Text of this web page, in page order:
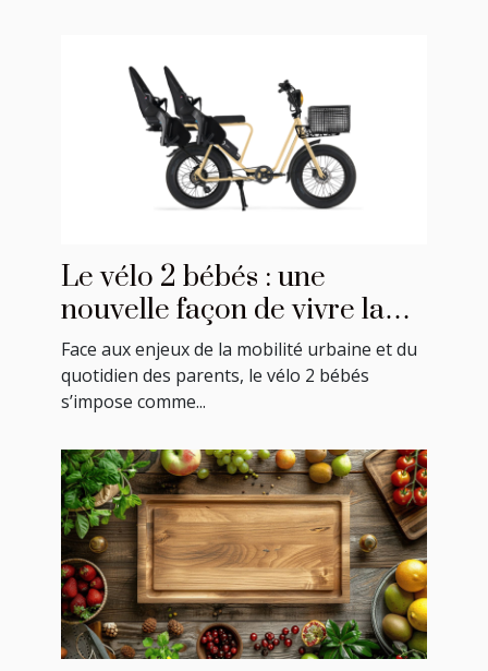
Le vélo 2 bébés : une
nouvelle façon de vivre la
mobilité en famille
Face aux enjeux de la mobilité urbaine et du
quotidien des parents, le vélo 2 bébés
s’impose comme...